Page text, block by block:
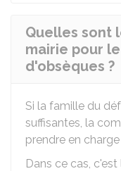
Quelles sont
mairie pour
d'obsèques ?
Si la famille du
suffisantes, la
prendre en
Dans ce cas,